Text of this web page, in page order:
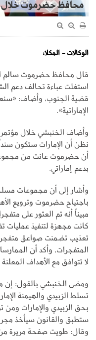
محافظ حضرموت خلال
الوكالات - المكلا:
قال محافظ حضرموت سالم
استغلت عباءة تحالف دعم
قضية الجنوب، وأضاف:
الإماراتية».
وأضاف الخنبشي خلال
نظن أن الإمارات ستكون
أن حضرموت عانت من
بدعم إماراتي.
وأشار إلى أن مجموعات
باجتياح حضرموت وترويع
مبيناً أنه تم العثور على
كانت مجهزة لتنفيذ عمليات
تعذيب تضمنت صواعق
المتفجرات، وأكد أن
لا تتوافق مع الأهداف
‏ومضى الخنبشي بالقول: إن
تسلط الزبيدي والهيمنة
بحق الزبيدي والإمارات ومن
ستطبق والقانون سيأخذ
وقال: طويت صفحة مريرة من